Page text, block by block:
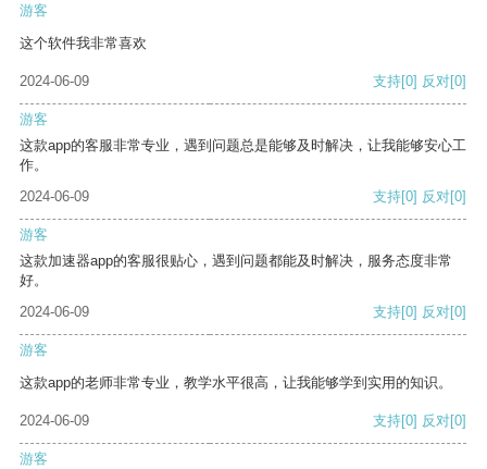
游客
这个软件我非常喜欢
2024-06-09 支持[0] 反对[0]
游客
这款app的客服非常专业，遇到问题总是能够及时解决，让我能够安心工
作。
2024-06-09
支持[0] 反对[0]
游客
这款加速器app的客服很贴心，遇到问题都能及时解决，服务态度非常
好。
2024-06-09
支持[0] 反对[0]
游客
这款app的老师非常专业，教学水平很高，让我能够学到实用的知识。
2024-06-09 支持[0] 反对[0]
游客